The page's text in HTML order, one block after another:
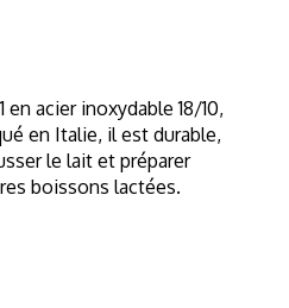
acier inoxydable 18/10,
en Italie, il est durable,
le lait et préparer
boissons lactées.